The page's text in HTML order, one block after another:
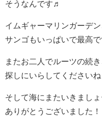
そうなんです♬
イムギャーマリンガーデン
サンゴもいっぱいで最高
またお二人でルーツの続き
探しにいらしてください
そして海にまたいきまし
ありがとうございました！